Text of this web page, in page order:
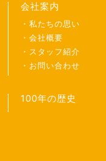
会社案内
私たちの思い
会社概要
スタッフ紹介
お問い合わせ
100年の歴史